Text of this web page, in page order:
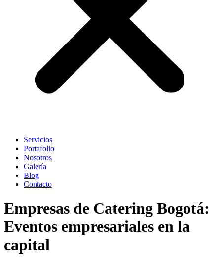
Servicios
Portafolio
Nosotros
Galería
Blog
Contacto
Empresas de Catering Bogotá:
Eventos empresariales en la
capital